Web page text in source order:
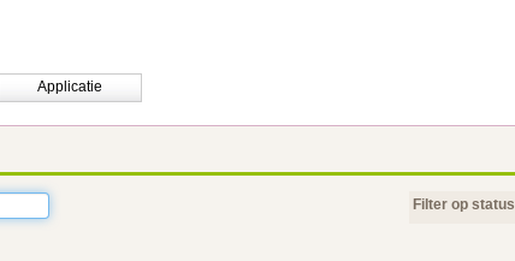
Applicatie
Filter op status